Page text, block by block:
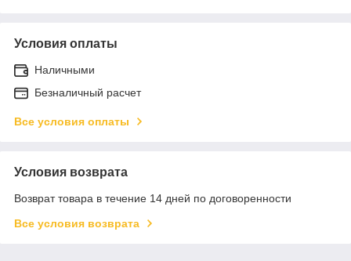
Условия оплаты
Наличными
Безналичный расчет
Все условия оплаты
Условия возврата
Возврат товара в течение 14 дней по договоренности
Все условия возврата